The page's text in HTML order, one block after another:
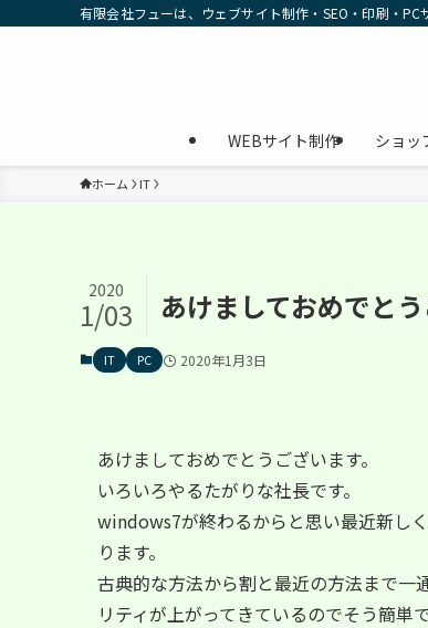
有限会社フューは、ウェブサイト制作・SEO・印刷・
WEBサイト制作 ショッ
ホーム IT
あけましておめでと
2020
1/03
IT PC 2020年1月3日
あけましておめでとうございます。
いろいろやるたがりな社長です。
windows7が終わるからと思い最近新し
ります。
古典的な方法から割と最近の方法まで一
リティが上がってきているのでそう簡